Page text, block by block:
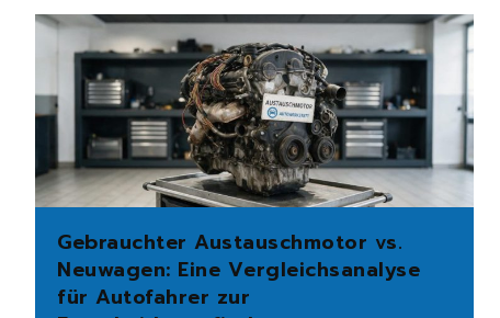
Gebrauchter Austauschmotor vs.
Neuwagen: Eine Vergleichsanalyse
für Autofahrer zur